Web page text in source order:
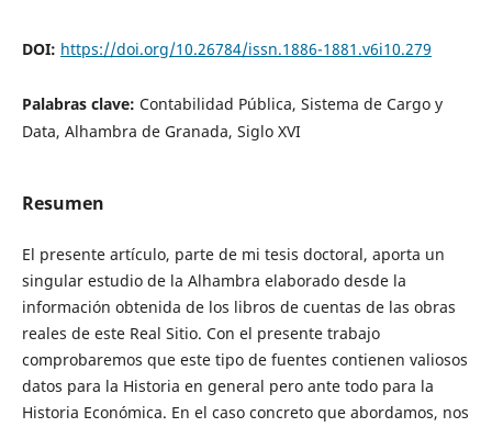
DOI: https://doi.org/10.26784/issn.1886-1881.v6i10.279
Palabras clave: Contabilidad Pública, Sistema de Cargo y
Data, Alhambra de Granada, Siglo XVI
Resumen
El presente artículo, parte de mi tesis doctoral, aporta un
singular estudio de la Alhambra elaborado desde la
información obtenida de los libros de cuentas de las obras
reales de este Real Sitio. Con el presente trabajo
comprobaremos que este tipo de fuentes contienen valiosos
datos para la Historia en general pero ante todo para la
Historia Económica. En el caso concreto que abordamos, nos